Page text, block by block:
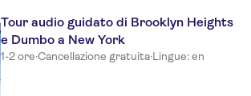
Tour audio guidato di Brooklyn Heights
e Dumbo a New York
1-2 ore·Cancellazione gratuita·Lingue: en